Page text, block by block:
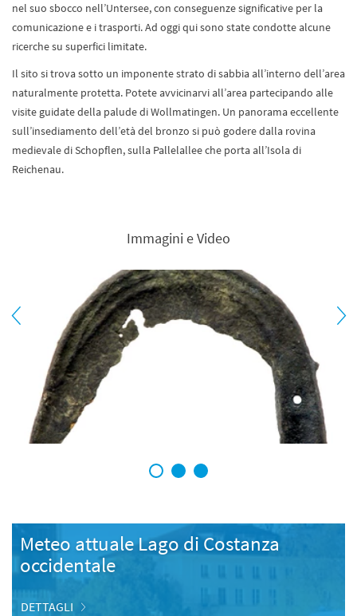
nel suo sbocco nell’Untersee, con conseguenze significative per la
comunicazione e i trasporti. Ad oggi qui sono state condotte alcune
ricerche su superfici limitate.
Il sito si trova sotto un imponente strato di sabbia all’interno dell’area
naturalmente protetta. Potete avvicinarvi all’area partecipando alle
visite guidate della palude di Wollmatingen. Un panorama eccellente
sull’insediamento dell’età del bronzo si può godere dalla rovina
medievale di Schopflen, sulla Pallelallee che porta all’Isola di
Reichenau.
Immagini e Video
1 2 3
Meteo attuale Lago di Costanza
occidentale
DETTAGLI